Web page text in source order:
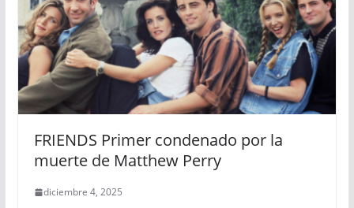
FRIENDS Primer condenado por la
muerte de Matthew Perry
diciembre 4, 2025